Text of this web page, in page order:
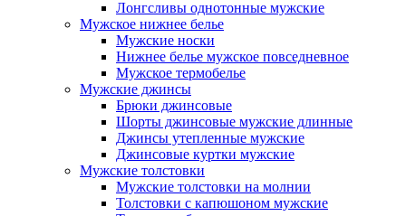
Лонгсливы однотонные мужские
Мужское нижнее белье
Мужские носки
Нижнее белье мужское повседневное
Мужское термобелье
Мужские джинсы
Брюки джинсовые
Шорты джинсовые мужские длинные
Джинсы утепленные мужские
Джинсовые куртки мужские
Мужские толстовки
Мужские толстовки на молнии
Толстовки с капюшоном мужские